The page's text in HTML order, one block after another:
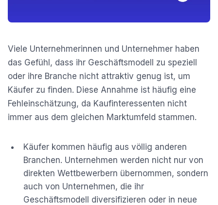
Viele Unternehmerinnen und Unternehmer haben
das Gefühl, dass ihr Geschäftsmodell zu speziell
oder ihre Branche nicht attraktiv genug ist, um
Käufer zu finden. Diese Annahme ist häufig eine
Fehleinschätzung, da Kaufinteressenten nicht
immer aus dem gleichen Marktumfeld stammen.
Käufer kommen häufig aus völlig anderen
Branchen. Unternehmen werden nicht nur von
direkten Wettbewerbern übernommen, sondern
auch von Unternehmen, die ihr
Geschäftsmodell diversifizieren oder in neue